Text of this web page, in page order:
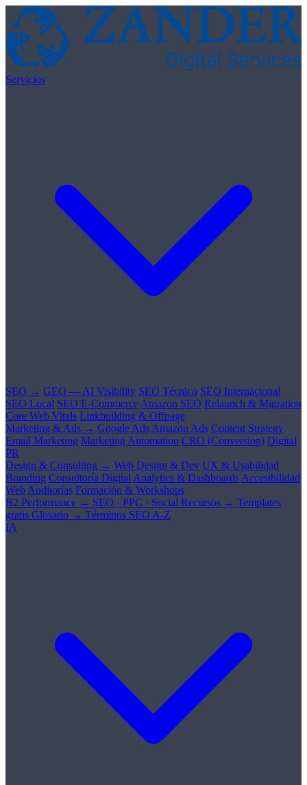
Skip to content
Servicios
SEO → GEO — AI Visibility SEO Técnico SEO Internacional
SEO Local SEO E-Commerce Amazon SEO Relaunch & Migration
Core Web Vitals Linkbuilding & Offpage
Marketing & Ads → Google Ads Amazon Ads Content Strategy
Email Marketing Marketing Automation CRO (Conversion) Digital
PR
Design & Consulting → Web Design & Dev UX & Usabilidad
Branding Consultoría Digital Analytics & Dashboards Accesibilidad
Web Auditorías Formación & Workshops
B2 Performance → SEO · PPC · Social Recursos → Templates
gratis Glosario → Términos SEO A-Z
IA